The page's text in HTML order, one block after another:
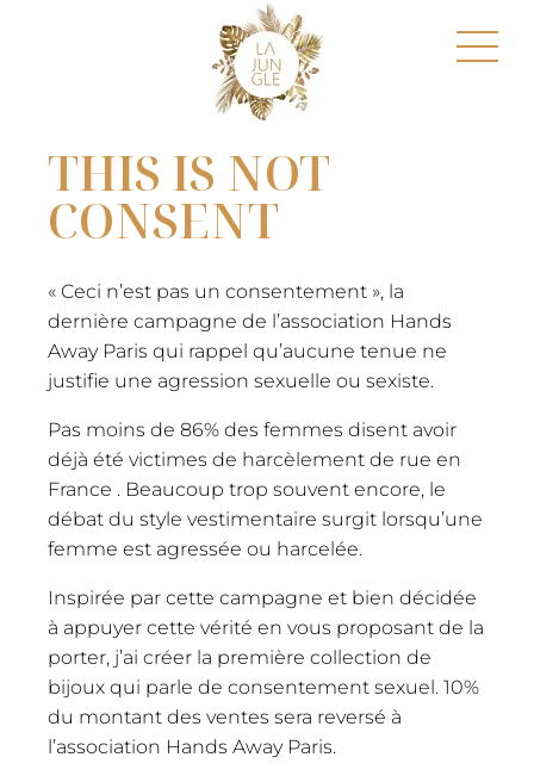
THIS IS NOT
CONSENT
« Ceci n’est pas un consentement », la
dernière campagne de l’association Hands
Away Paris qui rappel qu’aucune tenue ne
justifie une agression sexuelle ou sexiste.
Pas moins de 86% des femmes disent avoir
déjà été victimes de harcèlement de rue en
France . Beaucoup trop souvent encore, le
débat du style vestimentaire surgit lorsqu’une
femme est agressée ou harcelée.
Inspirée par cette campagne et bien décidée
à appuyer cette vérité en vous proposant de la
porter, j’ai créer la première collection de
bijoux qui parle de consentement sexuel. 10%
du montant des ventes sera reversé à
l’association Hands Away Paris.